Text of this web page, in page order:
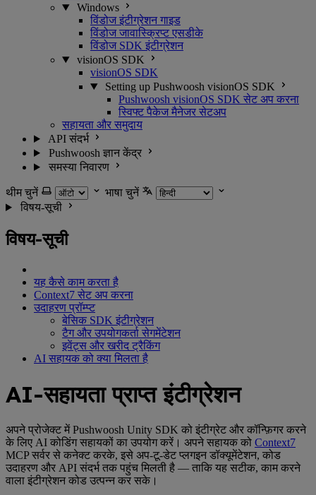
Windows
विंडोज इंटीग्रेशन गाइड
विंडोज जावास्क्रिप्ट एसडीके
विंडोज SDK इंटीग्रेशन
visionOS SDK
visionOS SDK
Setting up Pushwoosh visionOS SDK
Pushwoosh visionOS SDK सेट अप करना
स्विफ्ट पैकेज मैनेजर सेटअप
सहायता और समुदाय
API संदर्भ
Pushwoosh ज्ञान केंद्र
समस्या निवारण
थीम चुनें
भाषा चुनें
विषय-सूची
विषय-सूची
यह कैसे काम करता है
Context7 सेट अप करना
उदाहरण प्रॉम्प्ट
बेसिक SDK इंटीग्रेशन
टैग और उपयोगकर्ता सेगमेंटेशन
इवेंट्स और खरीद ट्रैकिंग
AI सहायक को क्या मिलता है
AI-सहायता प्राप्त इंटीग्रेशन
अपने प्रोजेक्ट में Pushwoosh Unity SDK को इंटीग्रेट और कॉन्फ़िगर करने
के लिए AI कोडिंग सहायकों का उपयोग करें। अपने सहायक को Context7
MCP सर्वर से कनेक्ट करके, इसे अप-टू-डेट प्लगइन डॉक्यूमेंटेशन, कोड
उदाहरण और API संदर्भ तक पहुंच मिलती है — ताकि यह सटीक, काम करने
वाला इंटीग्रेशन कोड उत्पन्न कर सके।